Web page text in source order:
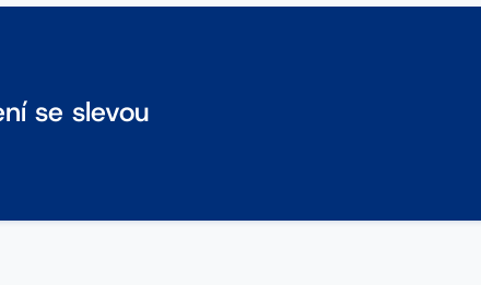
se slevou